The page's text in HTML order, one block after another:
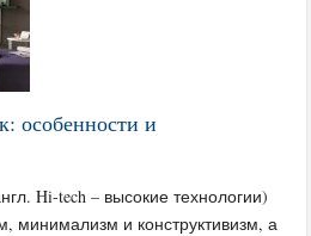
особенности и
Hi-tech – высокие технологии)
минимализм и конструктивизм, а